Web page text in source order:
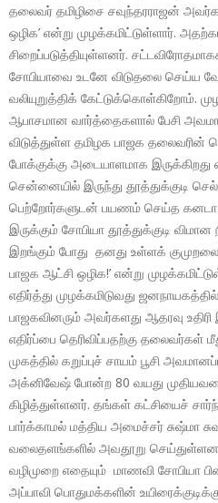
தலைவர் தமிழிசை சவுந்தரராஜன்
ஒழிக’ என்று முழக்கமிட்டுள்ளார்.
சிறைப்படுத்தியுள்ளனர்.
சோபியாவை உடனே விடுதலை செய்ய
வலியுறுத்திக் கேட்டுக்கொள்கிறோம்.
ஆபாசமான வார்த்தைகளால் பேசி
விடுத்துள்ள தமிழக பாஜக தலைவரின்
போக்குக்கு அடையாளமாக இருக்கிறது
சென்னையில் இருந்து தூத்துக்குடி
பெற்றோர்களுடன் பயணம் செய்த கனடா
இருக்கும் சோபியா தூத்துக்குடி விமான
இறங்கும் போது தனது உள்ளக் குமுறலை
பாஜக ஆட்சி ஒழிக!’ என்று
எதிர்த்து முழக்கமிடுவது
பாஜகவினரும் அவர்களது ஆதரவு
எதிர்ப்பை தெரிவிப்பதற்கு தலைவர்கள்
முகத்தில் கறுப்புச் சாயம் பூசி
அக்னிவேஷ் போன்ற 80 வயது
கிழித்துள்ளனர். தங்கள் கட்சியைச்
பார்க்காமல் மத்திய அமைச்சர் சுஷ்மா
வலைதளங்களில் அவதூறு
வழிமுறை எதையும் மாணவி சோபியா
அப்பாவி பொதுமக்களின்